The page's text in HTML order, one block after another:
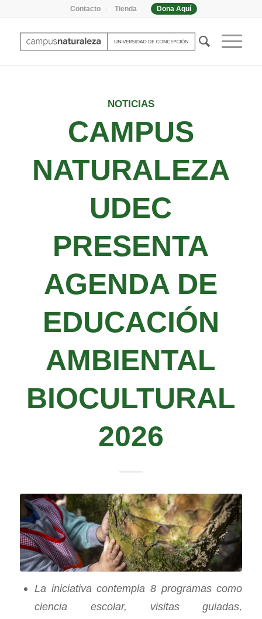
Contacto Tienda Dona Aquí
NOTICIAS
CAMPUS
NATURALEZA
UDEC
PRESENTA
AGENDA DE
EDUCACIÓN
AMBIENTAL
BIOCULTURAL
2026
La iniciativa contempla 8 programas como
ciencia escolar, visitas guiadas,